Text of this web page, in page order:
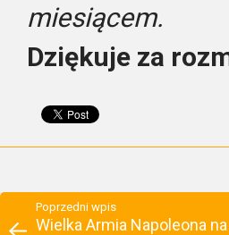
miesiącem.
Dziękuje za
Poprzedni wpis
Wielka Armia Napoleona